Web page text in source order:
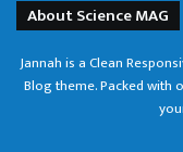
About Science MAG
Jannah is a Clean
Blog theme. Packed